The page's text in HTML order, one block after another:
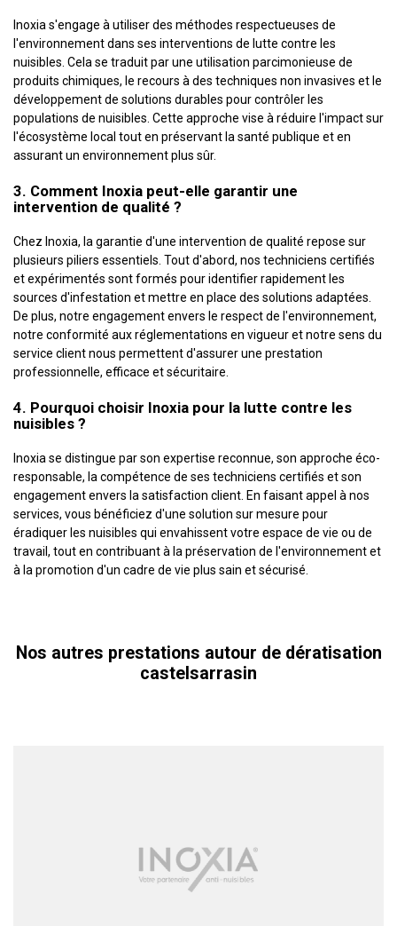
Inoxia s'engage à utiliser des méthodes respectueuses de
l'environnement dans ses interventions de lutte contre les
nuisibles. Cela se traduit par une utilisation parcimonieuse de
produits chimiques, le recours à des techniques non invasives et le
développement de solutions durables pour contrôler les
populations de nuisibles. Cette approche vise à réduire l'impact sur
l'écosystème local tout en préservant la santé publique et en
assurant un environnement plus sûr.
3. Comment Inoxia peut-elle garantir une
intervention de qualité ?
Chez Inoxia, la garantie d'une intervention de qualité repose sur
plusieurs piliers essentiels. Tout d'abord, nos techniciens certifiés
et expérimentés sont formés pour identifier rapidement les
sources d'infestation et mettre en place des solutions adaptées.
De plus, notre engagement envers le respect de l'environnement,
notre conformité aux réglementations en vigueur et notre sens du
service client nous permettent d'assurer une prestation
professionnelle, efficace et sécuritaire.
4. Pourquoi choisir Inoxia pour la lutte contre les
nuisibles ?
Inoxia se distingue par son expertise reconnue, son approche éco-
responsable, la compétence de ses techniciens certifiés et son
engagement envers la satisfaction client. En faisant appel à nos
services, vous bénéficiez d'une solution sur mesure pour
éradiquer les nuisibles qui envahissent votre espace de vie ou de
travail, tout en contribuant à la préservation de l'environnement et
à la promotion d'un cadre de vie plus sain et sécurisé.
Nos autres prestations autour de dératisation
castelsarrasin